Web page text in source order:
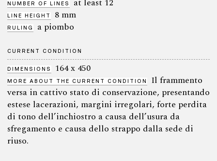
NUMBER OF LINES at least 12
LINE HEIGHT 8 mm
RULING a piombo
CURRENT CONDITION
DIMENSIONS 164 x 450
MORE ABOUT THE CURRENT CONDITION
Il frammento
versa in cattivo stato di conservazione, presentando
estese lacerazioni, margini irregolari, forte perdita
di tono dell’inchiostro a causa dell’usura da
sfregamento e causa dello strappo dalla sede di
riuso.